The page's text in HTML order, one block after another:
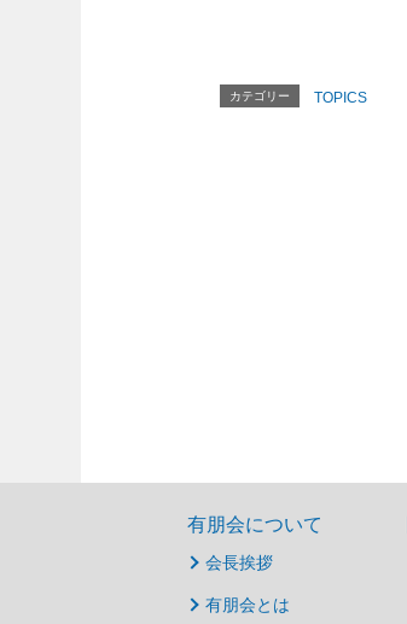
カテゴリー TOPICS
有朋会について
会長挨拶
有朋会とは